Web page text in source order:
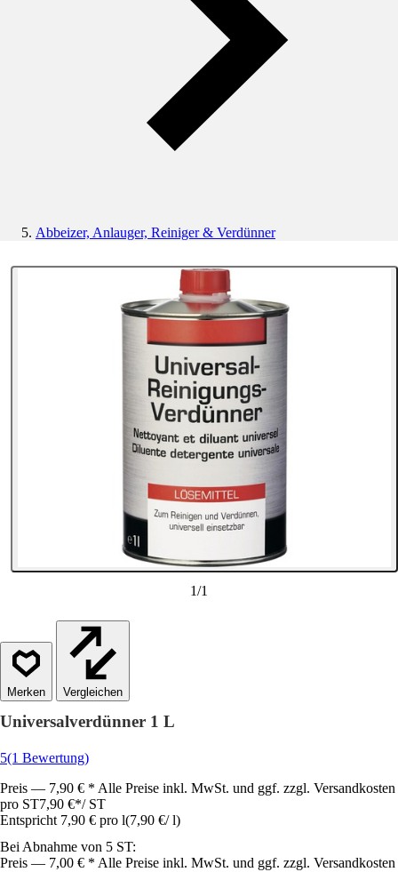
Abbeizer, Anlauger, Reiniger & Verdünner
1/1
Vergleichen
Universalverdünner 1 L
5(1 Bewertung)
Preis — 7,90 € * Alle Preise inkl. MwSt. und ggf. zzgl. Versandkosten
pro ST7,90 €*/ ST
Entspricht 7,90 € pro l(7,90 €/ l)
Bei Abnahme von 5 ST:
Preis — 7,00 € * Alle Preise inkl. MwSt. und ggf. zzgl. Versandkosten